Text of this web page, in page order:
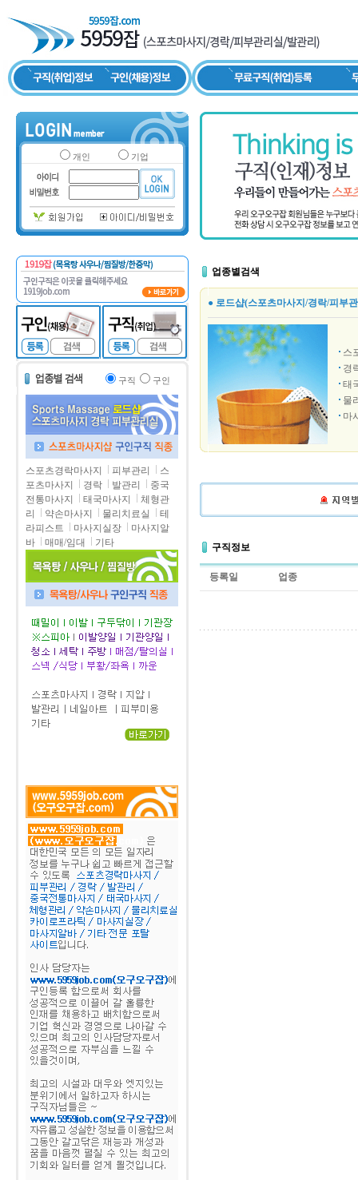
개인 기업
구직 구인
스포츠경락마사지 피부관리
스
포츠마사지
경락 발관리
중국
전통마사지
태국마사지
체형관
리
약손마사지 물리치료실
테
라피스트
마사지실장
마사지알
바
매매/임대 기타
업종별검색
● 로드샵(스포츠마사지/경락/피부
스
경
태
물
마
구직정보
등록일 업종